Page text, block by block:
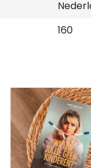
160